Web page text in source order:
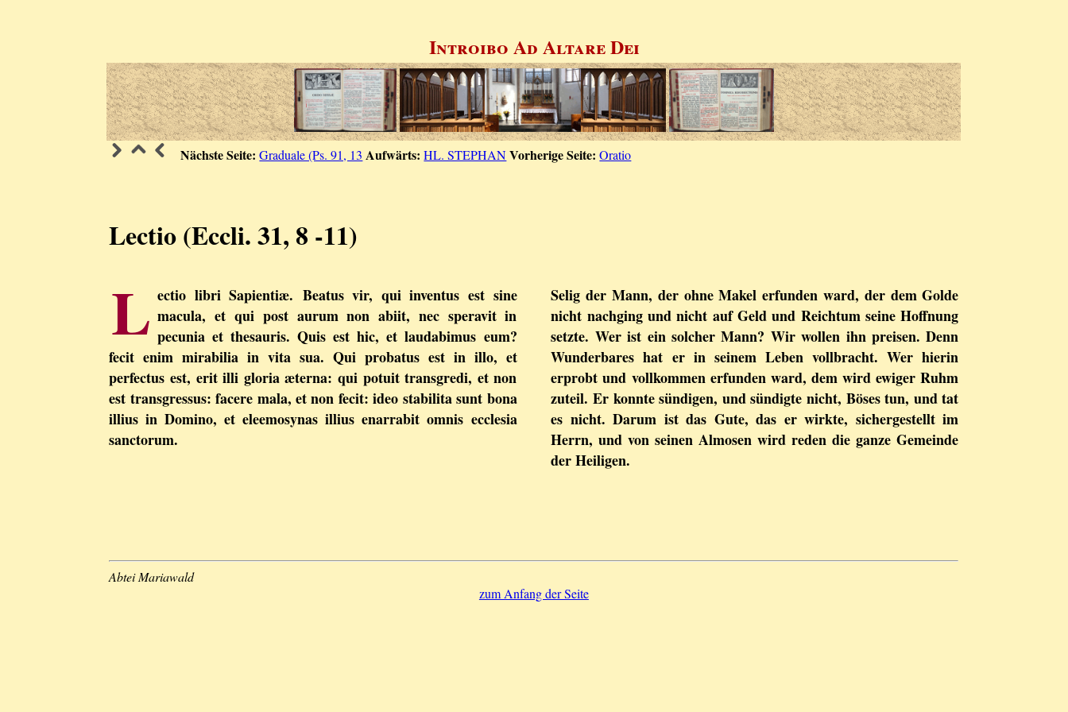
Introibo Ad Altare Dei
Nächste Seite: Graduale (Ps. 91, 13 Aufwärts: HL. STEPHAN Vorherige Seite: Oratio
Lectio (Eccli. 31, 8 -11)
L ectio libri Sapientiæ. Beatus vir, qui inventus est sine
macula, et qui post aurum non abiit, nec speravit in
pecunia et thesauris. Quis est hic, et laudabimus eum?
fecit enim mirabilia in vita sua. Qui probatus est in illo, et
perfectus est, erit illi gloria æterna: qui potuit transgredi, et non
est transgressus: facere mala, et non fecit: ideo stabilita sunt bona
illius in Domino, et eleemosynas illius enarrabit omnis ecclesia
sanctorum.
Selig der Mann, der ohne Makel erfunden ward, der dem Golde
nicht nachging und nicht auf Geld und Reichtum seine Hoffnung
setzte. Wer ist ein solcher Mann? Wir wollen ihn preisen. Denn
Wunderbares hat er in seinem Leben vollbracht. Wer hierin
erprobt und vollkommen erfunden ward, dem wird ewiger Ruhm
zuteil. Er konnte sündigen, und sündigte nicht, Böses tun, und tat
es nicht. Darum ist das Gute, das er wirkte, sichergestellt im
Herrn, und von seinen Almosen wird reden die ganze Gemeinde
der Heiligen.
Abtei Mariawald
zum Anfang der Seite